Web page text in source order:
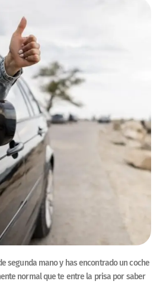
segunda mano y has encontrado un coche
normal que te entre la prisa por saber